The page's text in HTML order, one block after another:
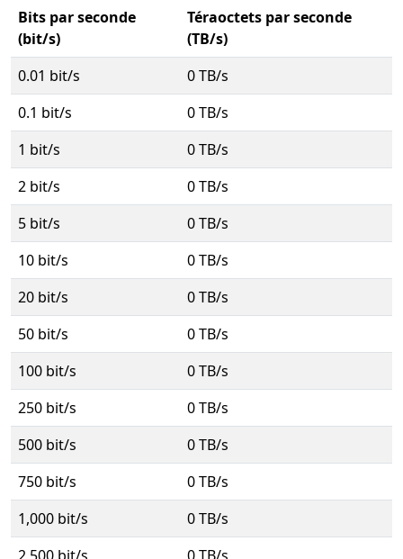
Bits par seconde
(bit/s)
Téraoctets par seconde
(TB/s)
0.01 bit/s
0 TB/s
0.1 bit/s
0 TB/s
1 bit/s
0 TB/s
2 bit/s
0 TB/s
5 bit/s
0 TB/s
10 bit/s
0 TB/s
20 bit/s
0 TB/s
50 bit/s
0 TB/s
100 bit/s
0 TB/s
250 bit/s
0 TB/s
500 bit/s
0 TB/s
750 bit/s
0 TB/s
1,000 bit/s
0 TB/s